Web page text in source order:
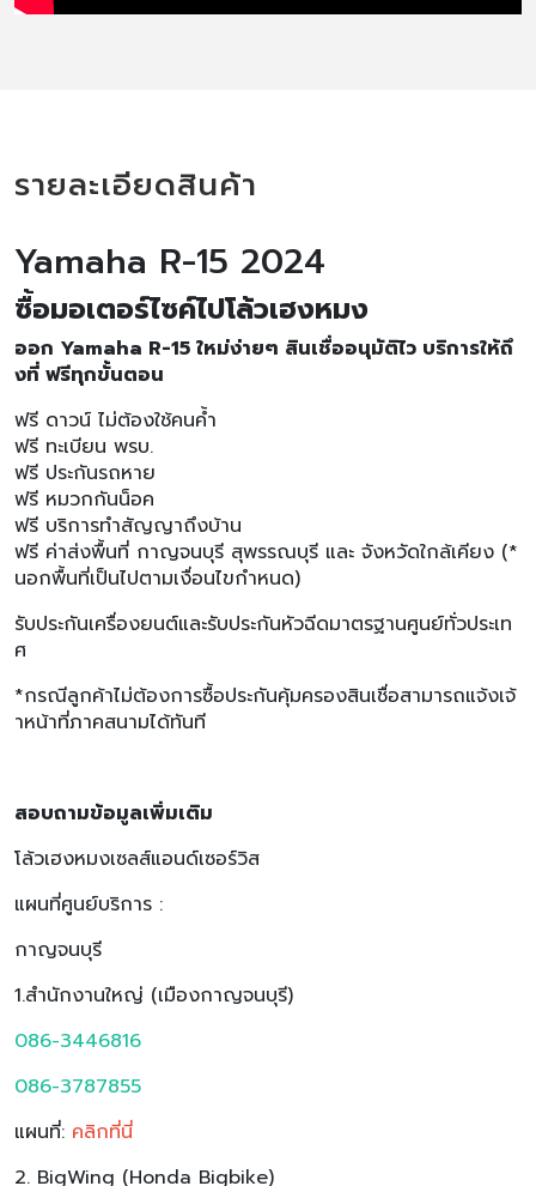
รายละเอียดสินค้า
Yamaha R-15 2024
ซื้อมอเตอร์ไซค์ไปโล้วเฮงหมง
ออก Yamaha R-15 ใหม่ง่ายๆ สินเชื่ออนุมัติไว บริการให้ถึ
งที่ ฟรีทุกขั้นตอน
ฟรี ดาวน์ ไม่ต้องใช้คนค้ำ
ฟรี ทะเบียน พรบ.
ฟรี ประกันรถหาย
ฟรี หมวกกันน็อค
ฟรี บริการทำสัญญาถึงบ้าน
ฟรี ค่าส่งพื้นที่ กาญจนบุรี สุพรรณบุรี และ จังหวัดใกล้เคียง (*
นอกพื้นที่เป็นไปตามเงื่อนไขกำหนด)
รับประกันเครื่องยนต์และรับประกันหัวฉีดมาตรฐานศูนย์ทั่วประเท
ศ
*กรณีลูกค้าไม่ต้องการซื้อประกันคุ้มครองสินเชื่อสามารถแจ้งเจ้
าหน้าที่ภาคสนามได้ทันที
สอบถามข้อมูลเพิ่มเติม
โล้วเฮงหมงเซลส์แอนด์เซอร์วิส
แผนที่ศูนย์บริการ :
กาญจนบุรี
1.สำนักงานใหญ่ (เมืองกาญจนบุรี)
086-3446816
086-3787855
แผนที่: คลิกที่นี่
2. BigWing (Honda Bigbike)